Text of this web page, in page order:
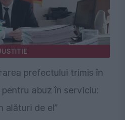
prefectului trimis în
abuz în serviciu:
alături de el”